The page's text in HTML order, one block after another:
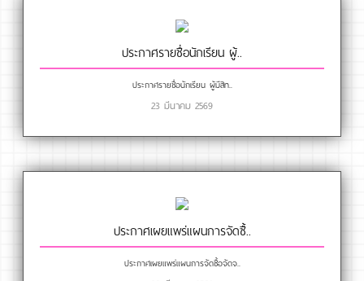
ประกาศรายชื่อนักเรียน ผู้..
ประกาศรายชื่อนักเรียน ผู้มีสิท..
23 มีนาคม 2569
ประกาศเผยแพร่แผนการจัดซื้..
ประกาศเผยแพร่แผนการจัดซื้อจัดจ..